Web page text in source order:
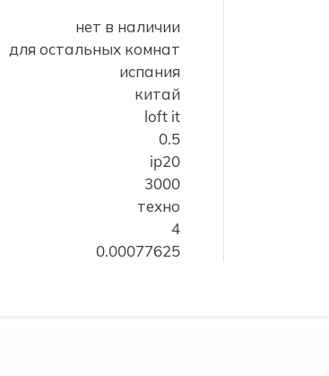
нет в наличии
для остальных комнат
испания
китай
loft it
0.5
ip20
3000
техно
4
0.00077625